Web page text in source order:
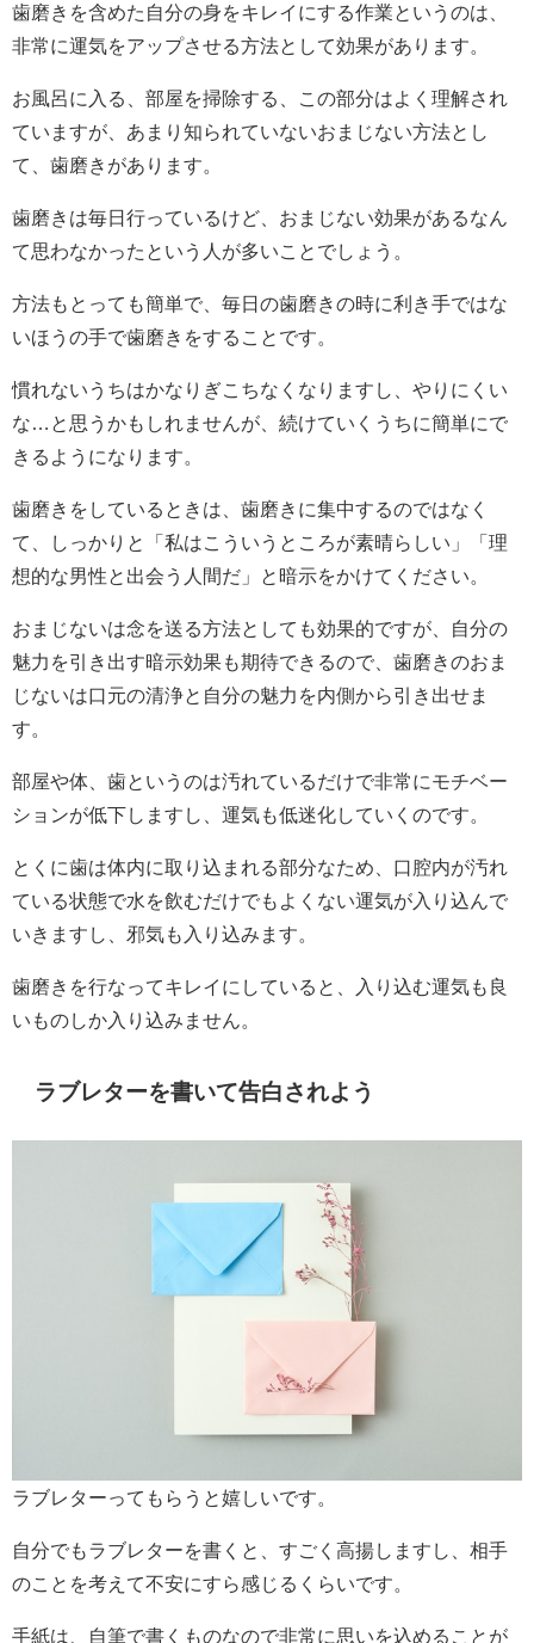
歯磨きを含めた自分の身をキレイにする作業というのは、
非常に運気をアップさせる方法として効果があります。
お風呂に入る、部屋を掃除する、この部分はよく理解され
ていますが、あまり知られていないおまじない方法とし
て、歯磨きがあります。
歯磨きは毎日行っているけど、おまじない効果があるなん
て思わなかったという人が多いことでしょう。
方法もとっても簡単で、毎日の歯磨きの時に利き手ではな
いほうの手で歯磨きをすることです。
慣れないうちはかなりぎこちなくなりますし、やりにくい
な…と思うかもしれませんが、続けていくうちに簡単にで
きるようになります。
歯磨きをしているときは、歯磨きに集中するのではなく
て、しっかりと「私はこういうところが素晴らしい」「理
想的な男性と出会う人間だ」と暗示をかけてください。
おまじないは念を送る方法としても効果的ですが、自分の
魅力を引き出す暗示効果も期待できるので、歯磨きのおま
じないは口元の清浄と自分の魅力を内側から引き出せま
す。
部屋や体、歯というのは汚れているだけで非常にモチベー
ションが低下しますし、運気も低迷化していくのです。
とくに歯は体内に取り込まれる部分なため、口腔内が汚れ
ている状態で水を飲むだけでもよくない運気が入り込んで
いきますし、邪気も入り込みます。
歯磨きを行なってキレイにしていると、入り込む運気も良
いものしか入り込みません。
ラブレターを書いて告白されよう
ラブレターってもらうと嬉しいです。
自分でもラブレターを書くと、すごく高揚しますし、相手
のことを考えて不安にすら感じるくらいです。
手紙は、自筆で書くものなので非常に思いを込めることが